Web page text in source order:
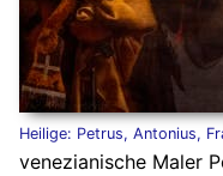
Heilige: Petrus, Antonius,
venezianische Maler